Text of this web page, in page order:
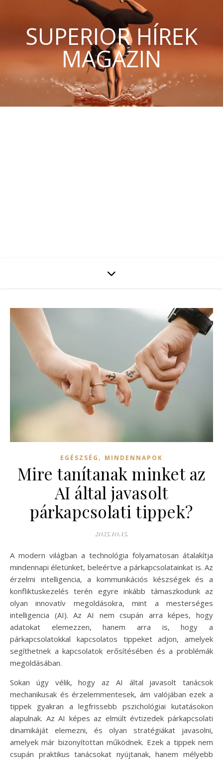
SUPERIOR HÍREK
MAGAZIN
EGÉSZSÉG , MINDENNAPOK
Mire tanítanak minket az
AI által javasolt
párkapcsolati tippek?
2025.10.15.
A modern világban a technológia folyamatosan átalakítja
mindennapi életünket, beleértve a párkapcsolatainkat is. Az
érzelmi intelligencia, a kommunikációs készségek és a
konfliktuskezelés terén egyre inkább támaszkodunk az
olyan innovatív megoldásokra, mint a mesterséges
intelligencia (AI). Az AI nem csupán arra képes, hogy
adatokat elemezzen, hanem arra is, hogy a
párkapcsolatokkal kapcsolatos tippeket adjon, amelyek
segíthetnek a kapcsolatok erősítésében és a problémák
megoldásában.
Sokan úgy vélik, hogy az AI által javasolt tanácsok
mechanikusak és érzelemmentesek, ám valójában ezek a
tippek gyakran a legfrissebb pszichológiai kutatásokon
alapulnak. Az AI képes az elmúlt évtizedek párkapcsolati
dinamikáját elemezni, és olyan stratégiákat javasolni,
amelyek már bizonyítottan működnek. Ezek a tippek nem
csupán praktikus tanácsokat nyújtanak, hanem mélyebb